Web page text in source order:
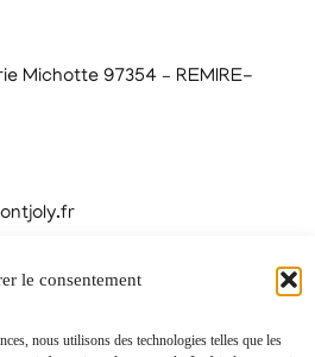
le consentement
nous utilisons des technologies telles que les
Michotte 97354 – REMIRE-